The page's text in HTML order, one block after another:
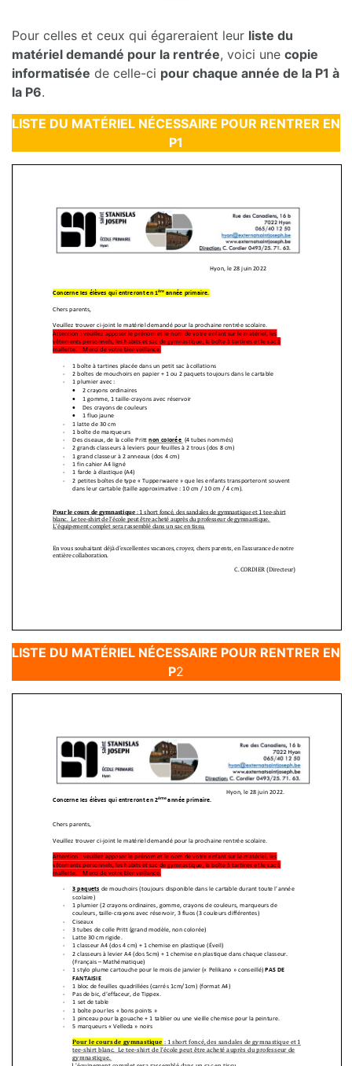
Pour celles et ceux qui égareraient leur liste du
matériel demandé pour la rentrée, voici une copie
informatisée de celle-ci pour chaque année de la P1 à
la P6.
LISTE DU MATÉRIEL NÉCESSAIRE POUR RENTRER EN
P1
LISTE DU MATÉRIEL NÉCESSAIRE POUR RENTRER EN
P2